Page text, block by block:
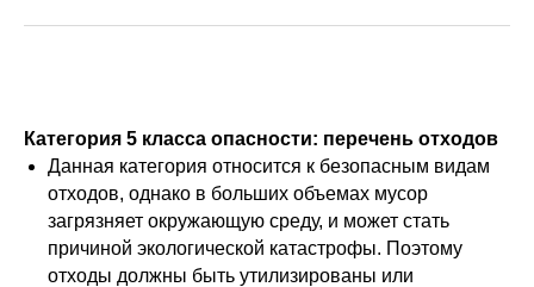
Категория 5 класса опасности: перечень отходов
Данная категория относится к безопасным видам
отходов, однако в больших объемах мусор
загрязняет окружающую среду, и может стать
причиной экологической катастрофы. Поэтому
отходы должны быть утилизированы или